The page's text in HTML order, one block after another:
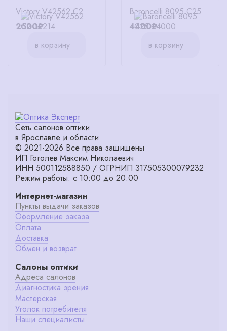
Victory V42562 C2
2500₽
в корзину
Baroncelli 8095 C25
4400₽
в корзину
Сеть салонов оптики
в Ярославле и области
© 2021-2026 Все права защищены
ИП Гоголев Максим Николаевич
ИНН 500112588850 / ОГРНИП 317505300079232
Режим работы: с 10:00 до 20:00
Интернет-магазин
Пункты выдачи заказов
Оформление заказа
Оплата
Доставка
Обмен и возврат
Салоны оптики
Адреса салонов
Диагностика зрения
Мастерская
Уголок потребителя
Наши специалисты